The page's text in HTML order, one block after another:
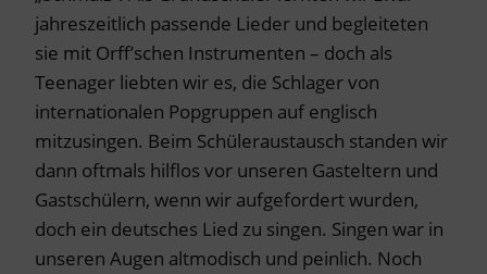
jahreszeitlich passende Lieder und begleiteten
sie mit Orff’schen Instrumenten – doch als
Teenager liebten wir es, die Schlager von
internationalen Popgruppen auf englisch
mitzusingen. Beim Schüleraustausch standen wir
dann oftmals hilflos vor unseren Gasteltern und
Gastschülern, wenn wir aufgefordert wurden,
doch ein deutsches Lied zu singen. Singen war in
unseren Augen altmodisch und peinlich. Noch